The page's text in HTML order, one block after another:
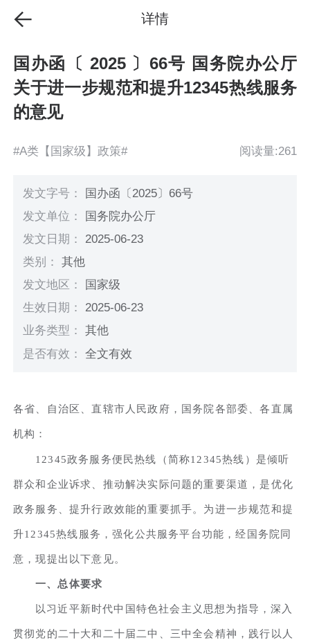
详情
国办函〔 2025 〕66号 国务院办公厅
关于进一步规范和提升12345热线服务
的意见
#A类【国家级】政策# 阅读量:261
发文字号： 国办函〔2025〕66号
发文单位： 国务院办公厅
发文日期： 2025-06-23
类别：其他
发文地区：
国家级
生效日期： 2025-06-23
业务类型：其他
是否有效：全文有效
各省、自治区、直辖市人民政府，国务院各部委、各直属
机构：
12345政务服务便民热线（简称12345热线）是倾听
群众和企业诉求、推动解决实际问题的重要渠道，是优化
政务服务、提升行政效能的重要抓手。为进一步规范和提
升12345热线服务，强化公共服务平台功能，经国务院同
意，现提出以下意见。
一、总体要求
以习近平新时代中国特色社会主义思想为指导，深入
贯彻党的二十大和二十届二中、三中全会精神，践行以人